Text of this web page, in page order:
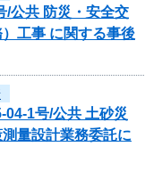
/公共 防災・安全交
工事 に関する事後
04-1号/公共 土砂災
量設計業務委託に